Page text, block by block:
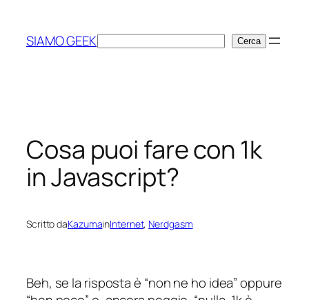
contenuto
SIAMO GEEKCerca Cerca
Cosa puoi fare con 1k
in Javascript?
Scritto daKazumainInternet, Nerdgasm
Beh, se la risposta è “non ne ho idea” oppure